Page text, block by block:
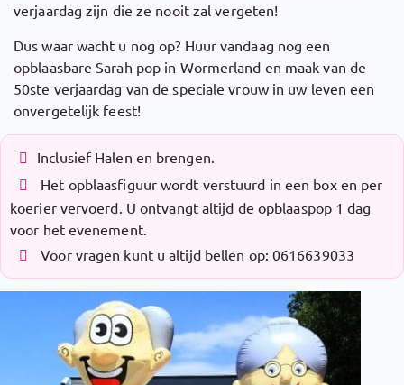
verjaardag zijn die ze nooit zal vergeten!
Dus waar wacht u nog op? Huur vandaag nog een
opblaasbare Sarah pop in Wormerland en maak van de
50ste verjaardag van de speciale vrouw in uw leven een
onvergetelijk feest!
Inclusief Halen en brengen.
Het opblaasfiguur wordt verstuurd in een box en per
koerier vervoerd. U ontvangt altijd de opblaaspop 1 dag
voor het evenement.
Voor vragen kunt u altijd bellen op: 0616639033